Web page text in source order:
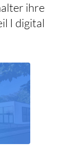
ihre
I digital